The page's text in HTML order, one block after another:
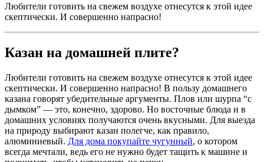
Любители готовить на свежем воздухе отнесутся к этой идее
скептически. И совершенно напрасно!
Казан на домашней плите?
Любители готовить на свежем воздухе отнесутся к этой идее
скептически. И совершенно напрасно! В пользу домашнего
казана говорят убедительные аргументы. Плов или шурпа “с
дымком” — это, конечно, здорово. Но восточные блюда и в
домашних условиях получаются очень вкусными. Для выезда
на природу выбирают казан полегче, как правило,
алюминиевый. Для дома покупайте чугунный, о котором
всегда мечтали, ведь его не нужно будет тащить к машине и